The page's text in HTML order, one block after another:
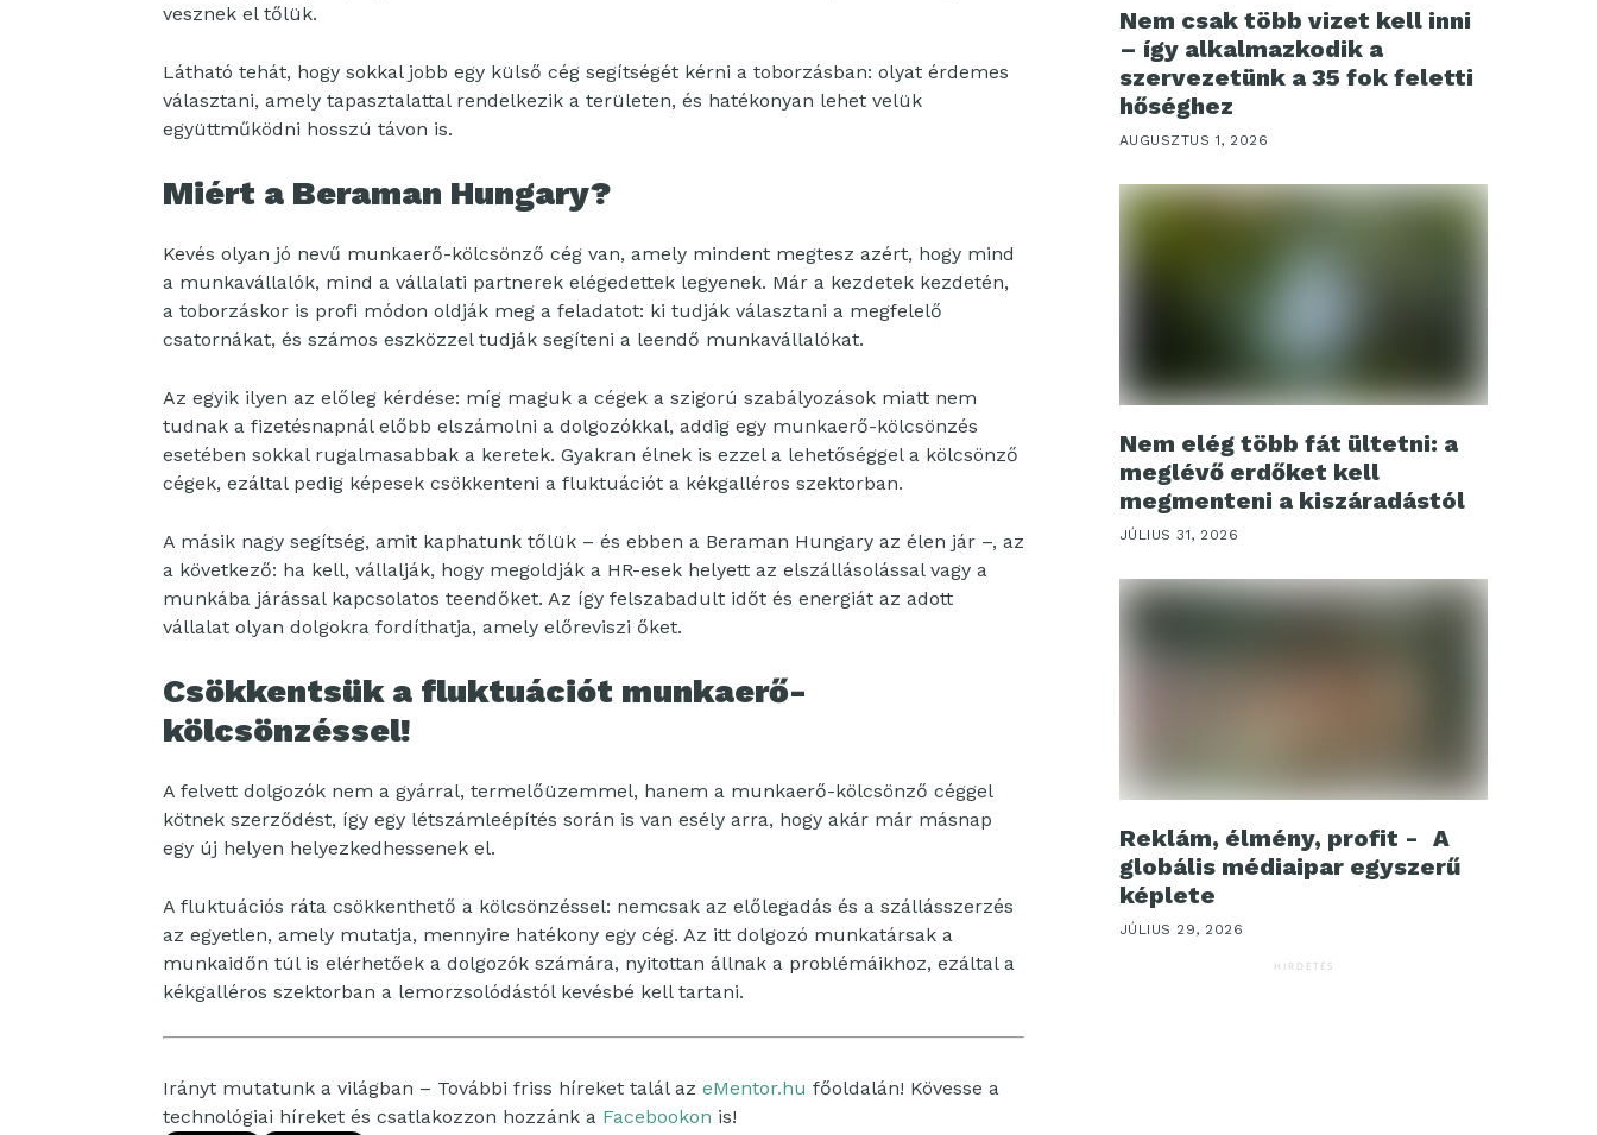
vesznek el tőlük.
Látható tehát, hogy sokkal jobb egy külső cég segítségét kérni a toborzásban: olyat érdemes
választani, amely tapasztalattal rendelkezik a területen, és hatékonyan lehet velük
együttműködni hosszú távon is.
Miért a Beraman Hungary?
Kevés olyan jó nevű munkaerő-kölcsönző cég van, amely mindent megtesz azért, hogy mind
a munkavállalók, mind a vállalati partnerek elégedettek legyenek. Már a kezdetek kezdetén,
a toborzáskor is profi módon oldják meg a feladatot: ki tudják választani a megfelelő
csatornákat, és számos eszközzel tudják segíteni a leendő munkavállalókat.
Az egyik ilyen az előleg kérdése: míg maguk a cégek a szigorú szabályozások miatt nem
tudnak a fizetésnapnál előbb elszámolni a dolgozókkal, addig egy munkaerő-kölcsönzés
esetében sokkal rugalmasabbak a keretek. Gyakran élnek is ezzel a lehetőséggel a kölcsönző
cégek, ezáltal pedig képesek csökkenteni a fluktuációt a kékgalléros szektorban.
A másik nagy segítség, amit kaphatunk tőlük – és ebben a Beraman Hungary az élen jár –, az
a következő: ha kell, vállalják, hogy megoldják a HR-esek helyett az elszállásolással vagy a
munkába járással kapcsolatos teendőket. Az így felszabadult időt és energiát az adott
vállalat olyan dolgokra fordíthatja, amely előreviszi őket.
Csökkentsük a fluktuációt munkaerő-
kölcsönzéssel!
A felvett dolgozók nem a gyárral, termelőüzemmel, hanem a munkaerő-kölcsönző céggel
kötnek szerződést, így egy létszámleépítés során is van esély arra, hogy akár már másnap
egy új helyen helyezkedhessenek el.
A fluktuációs ráta csökkenthető a kölcsönzéssel: nemcsak az előlegadás és a szállásszerzés
az egyetlen, amely mutatja, mennyire hatékony egy cég. Az itt dolgozó munkatársak a
munkaidőn túl is elérhetőek a dolgozók számára, nyitottan állnak a problémáikhoz, ezáltal a
kékgalléros szektorban a lemorzsolódástól kevésbé kell tartani.
Irányt mutatunk a világban – További friss híreket talál az eMentor.hu főoldalán! Kövesse a
technológiai híreket és csatlakozzon hozzánk a Facebookon is!
Nem csak több vizet kell inni
– így alkalmazkodik a
szervezetünk a 35 fok feletti
hőséghez
AUGUSZTUS 1, 2026
Nem elég több fát ültetni: a
meglévő erdőket kell
megmenteni a kiszáradástól
JÚLIUS 31, 2026
Reklám, élmény, profit - A
globális médiaipar egyszerű
képlete
JÚLIUS 29, 2026
HIRDETÉS